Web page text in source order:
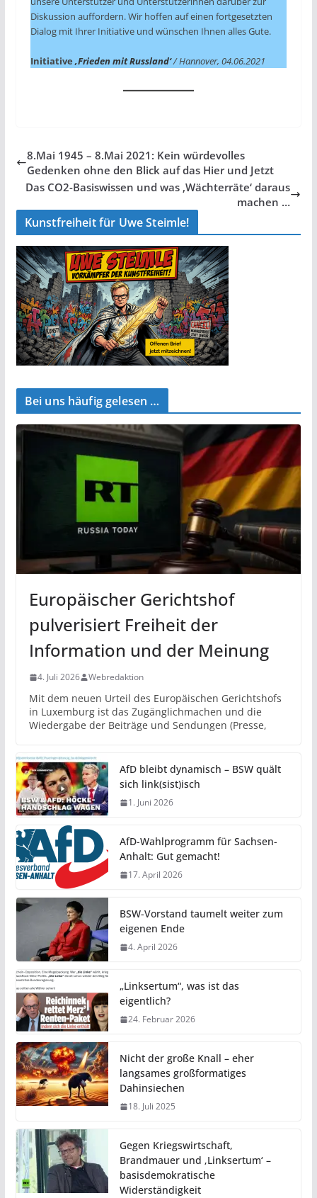
Diskussion auffordern. Wir hoffen auf einen fortgesetzten
Dialog mit Ihrer Initiative und wünschen Ihnen alles Gute.
Initiative ‚Frieden mit Russland‘/ Hannover, 04.06.2021
8.Mai 1945 – 8.Mai 2021: Kein würdevolles
Gedenken ohne den Blick auf das Hier und Jetzt
Das CO2-Basiswissen und was ‚Wächterräte‘ daraus
machen …
Kunstfreiheit für Uwe Steimle!
Bei uns häufig gelesen …
Europäischer Gerichtshof
pulverisiert Freiheit der
Information und der Meinung
4. Juli 2026 Webredaktion
Mit dem neuen Urteil des Europäischen Gerichtshofs
in Luxemburg ist das Zugänglichmachen und die
Wiedergabe der Beiträge und Sendungen (Presse,
AfD bleibt dynamisch – BSW quält
sich link(sist)isch
1. Juni 2026
AfD-Wahlprogramm für Sachsen-
Anhalt: Gut gemacht!
17. April 2026
BSW-Vorstand taumelt weiter zum
eigenen Ende
4. April 2026
„Linksertum“, was ist das
eigentlich?
24. Februar 2026
Nicht der große Knall – eher
langsames großformatiges
Dahinsiechen
18. Juli 2025
Gegen Kriegswirtschaft,
Brandmauer und ‚Linksertum‘ –
basisdemokratische
Widerständigkeit